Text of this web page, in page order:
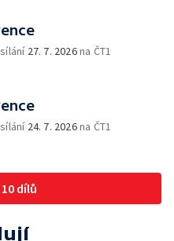
27. 7. 2026na ČT1
24. 7. 2026na ČT1
dílů